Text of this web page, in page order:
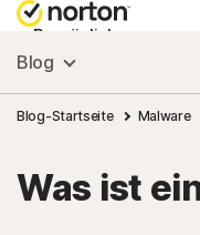
Persönlich
Small Business
Ressourcen
Blog
Blog-Startseite Malware
Was ist